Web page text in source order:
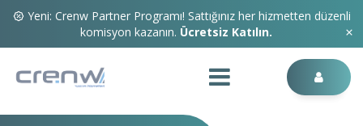
Yeni: Crenw Partner Programı! Sattığınız her hizmetten düzenli
komisyon kazanın. Ücretsiz Katılın.